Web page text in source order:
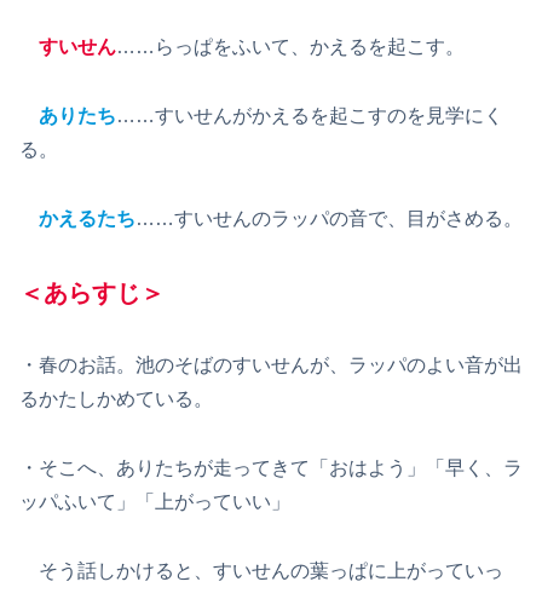
すいせん……らっぱをふいて、かえるを起こす。
ありたち……すいせんがかえるを起こすのを見学にく
る。
かえるたち……すいせんのラッパの音で、目がさめる。
＜あらすじ＞
・春のお話。池のそばのすいせんが、ラッパのよい音が出
るかたしかめている。
・そこへ、ありたちが走ってきて「おはよう」「早く、ラ
ッパふいて」「上がっていい」
そう話しかけると、すいせんの葉っぱに上がっていっ